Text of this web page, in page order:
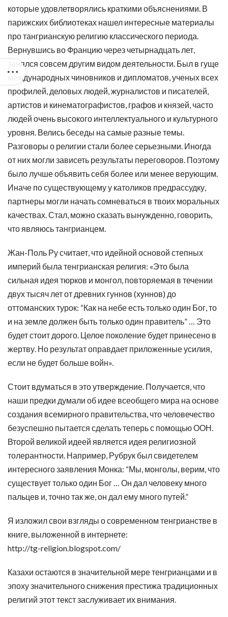
которые удовлетворялись краткими объяснениями. В
парижских библиотеках нашел интересные материалы
про тангрианскую религию классического периода.
Вернувшись во Францию через четырнадцать лет,
занялся совсем другим видом деятельности. Был в гуще
международных чиновников и дипломатов, ученых всех
профилей, деловых людей, журналистов и писателей,
артистов и кинематографистов, графов и князей, часто
людей очень высокого интеллектуального и культурного
уровня. Велись беседы на самые разные темы.
Разговоры о религии стали более серьезными. Иногда
от них могли зависеть результаты переговоров. Поэтому
было лучше объявить себя более или менее верующим.
Иначе по существующему у католиков предрассудку,
партнеры могли начать сомневаться в твоих моральных
качествах. Стал, можно сказать вынужденно, говорить,
что являюсь тангрианцем.
Жан-Поль Ру считает, что идейной основой степных
империй была тенгрианская религия: «Это была
сильная идея тюрков и монгол, повторяемая в течении
двух тысяч лет от древних гуннов (хуннов) до
оттоманских турок: “Как на небе есть только один Бог, то
и на земле должен быть только один правитель” … Это
будет стоит дорого. Целое поколение будет принесено в
жертву. Но результат оправдает приложенные усилия,
если не будет больше войн».
Стоит вдуматься в это утверждение. Получается, что
наши предки думали об идее всеобщего мира на основе
создания всемирного правительства, что человечество
безуспешно пытается сделать теперь с помощью ООН.
Второй великой идеей является идея религиозной
толерантности. Например, Рубрук был свидетелем
интересного заявления Монка: “Мы, монголы, верим, что
существует только один Бог … Он дал человеку много
пальцев и, точно так же, он дал ему много путей.”
Я изложил свои взгляды о современном тенгрианстве в
книге, выложенной в интернете:
http://tg-religion.blogspot.com/
Казахи остаются в значительной мере тенгрианцами и в
эпоху значительного снижения престижа традиционных
религий этот текст заслуживает их внимания.